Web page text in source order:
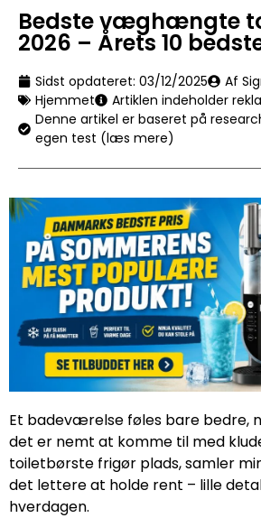
Bedste væghængte
2026 – Årets 10
Sidst opdateret: 03/12/2025
Af
Hjemmet
Artiklen indeholder
Denne artikel er baseret på
egen test (læs mere)
Et badeværelse føles bare bedre,
det er nemt at komme til med
toiletbørste frigør plads, samler
det lettere at holde rent – lille
hverdagen.